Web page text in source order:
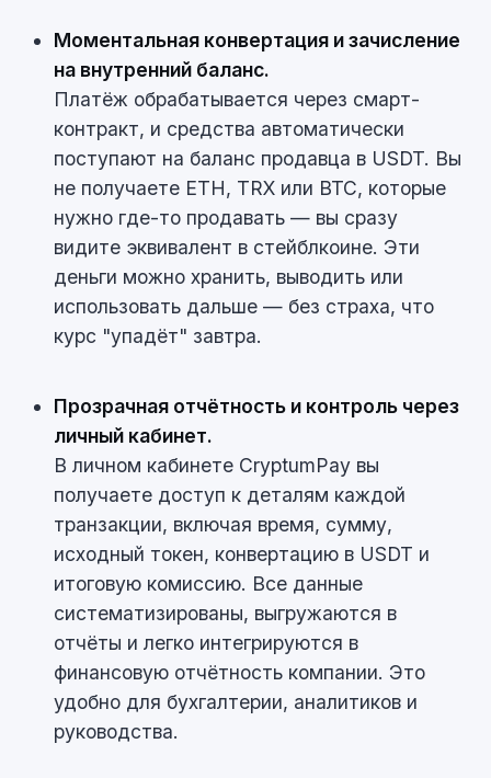
Моментальная конвертация и зачисление
на внутренний баланс.
Платёж обрабатывается через смарт-
контракт, и средства автоматически
поступают на баланс продавца в USDT. Вы
не получаете ETH, TRX или BTC, которые
нужно где-то продавать — вы сразу
видите эквивалент в стейблкоине. Эти
деньги можно хранить, выводить или
использовать дальше — без страха, что
курс "упадёт" завтра.
Прозрачная отчётность и контроль через
личный кабинет.
В личном кабинете CryptumPay вы
получаете доступ к деталям каждой
транзакции, включая время, сумму,
исходный токен, конвертацию в USDT и
итоговую комиссию. Все данные
систематизированы, выгружаются в
отчёты и легко интегрируются в
финансовую отчётность компании. Это
удобно для бухгалтерии, аналитиков и
руководства.